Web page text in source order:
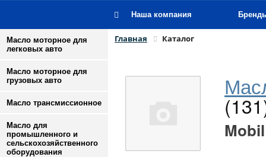
Наша компания
Масло моторное для
легковых авто
Масло моторное для
грузовых авто
Масло трансмиссионное
Масло для
промышленного и
сельскохозяйственного
оборудования
Главная Каталог
Mobil